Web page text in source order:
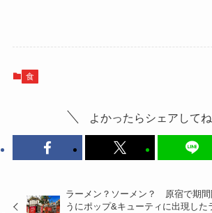
食
よかったらシェアしてね
ラーメン？ソーメン？ 原宿で期間
うにポップ&キューティに出現した